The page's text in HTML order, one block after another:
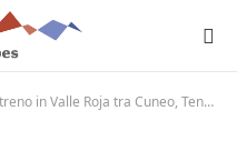
Valle Roja tra Cuneo, Tenda e Imperia